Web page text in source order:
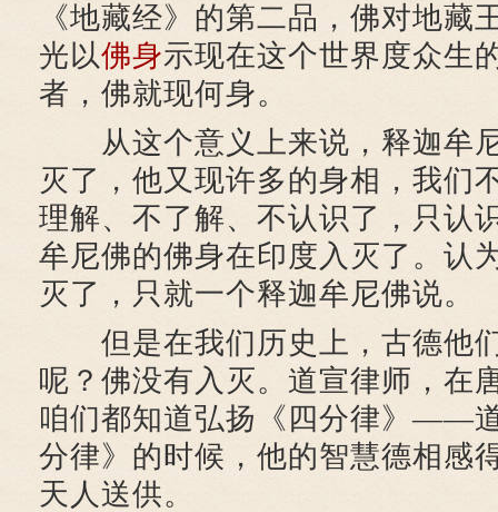
《地藏经》的第二品，佛对地藏
光以佛身示现在这个世界度众生
者，佛就现何身。
从这个意义上来说，释迦牟
灭了，他又现许多的身相，我们
理解、不了解、不认识了，只认
牟尼佛的佛身在印度入灭了。认
灭了，只就一个释迦牟尼佛说。
但是在我们历史上，古德他
呢？佛没有入灭。道宣律师，
咱们都知道弘扬《四分律》——
分律》的时候，他的智慧德相感
天人送供。